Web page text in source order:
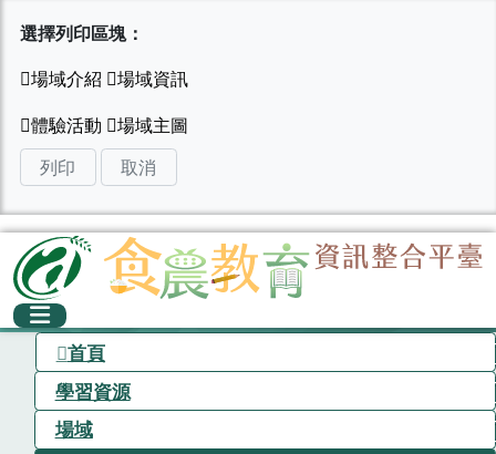
選擇列印區塊：
列印 取消
首頁
學習資源
場域